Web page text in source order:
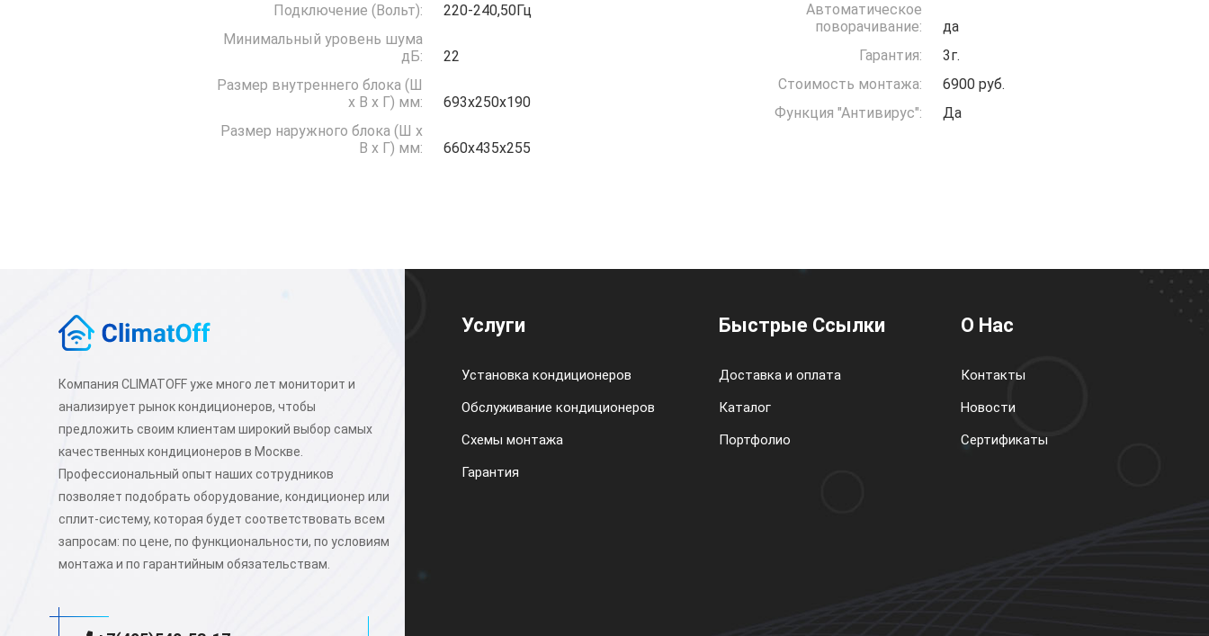
Подключение (Вольт):
220-240,50Гц
Минимальный уровень шума
дБ:
22
Размер внутреннего блока (Ш
x В x Г) мм:
693x250x190
Размер наружного блока (Ш x
В x Г) мм:
660x435x255
Автоматическое
поворачивание:
да
Гарантия:
3г.
Стоимость монтажа:
6900 руб.
Функция "Антивирус":
Да
Компания CLIMATOFF уже много лет мониторит и
анализирует рынок кондиционеров, чтобы
предложить своим клиентам широкий выбор самых
качественных кондиционеров в Москве.
Профессиональный опыт наших сотрудников
позволяет подобрать оборудование, кондиционер или
сплит-систему, которая будет соответствовать всем
запросам: по цене, по функциональности, по условиям
монтажа и по гарантийным обязательствам.
Услуги
Установка кондиционеров
Обслуживание кондиционеров
Схемы монтажа
Гарантия
Быстрые Ссылки
Доставка и оплата
Каталог
Портфолио
О Нас
Контакты
Новости
Сертификаты